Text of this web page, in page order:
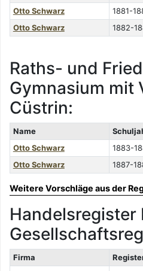
Otto Schwarz
1881-
Otto Schwarz
1882-
Raths- und
Gymnasium mit
Cüstrin:
Name
Otto Schwarz
1883-
Otto Schwarz
1887-
Weitere Vorschläge aus der
Handelsregister
Firma